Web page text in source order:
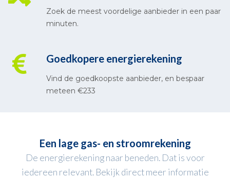
Zoek de meest voordelige aanbieder in een paar
minuten.
Goedkopere energierekening
Vind de goedkoopste aanbieder, en bespaar
meteen €233
Een lage gas- en stroomrekening
De energierekening naar beneden. Dat is voor
iedereen relevant. Bekijk direct meer informatie